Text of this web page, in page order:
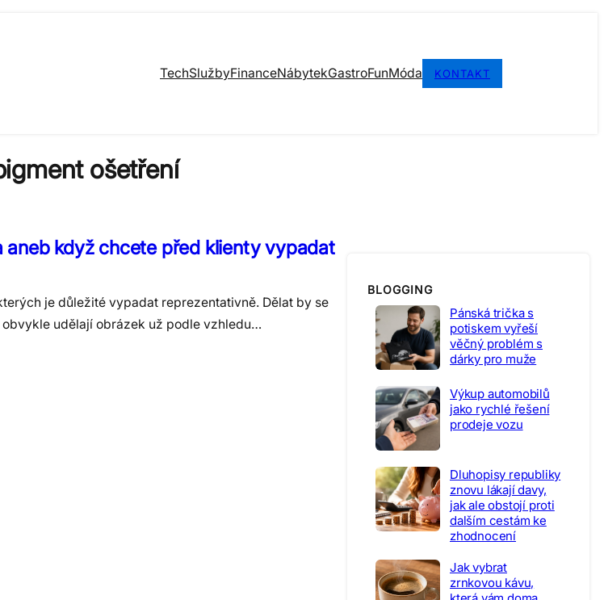
TechSlužbyFinanceNábytekGastroFunMóda KONTAKT
ošetření
aneb když chcete před klienty vypadat
je důležité vypadat reprezentativně. Dělat by se
obvykle udělají obrázek už podle vzhledu…
BLOGGING
Pánská trička s
potiskem vyřeší
věčný problém s
dárky pro muže
Výkup automobilů
jako rychlé řešení
prodeje vozu
Dluhopisy republiky
znovu lákají davy,
jak ale obstojí proti
dalším cestám ke
zhodnocení
Jak vybrat
zrnkovou kávu,